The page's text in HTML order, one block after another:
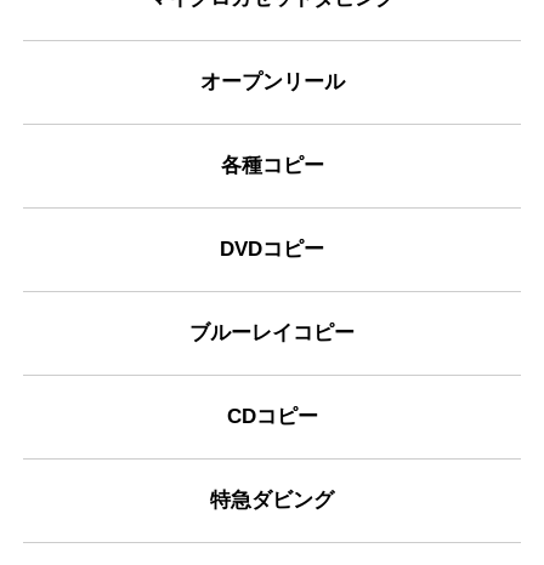
オープンリール
各種コピー
DVDコピー
ブルーレイコピー
CDコピー
特急ダビング